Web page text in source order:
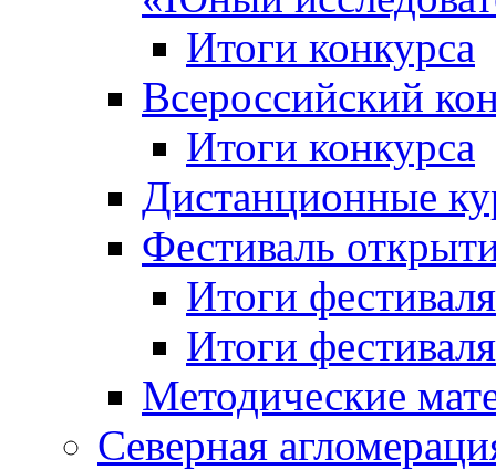
Итоги конкурса
Всероссийский
Итоги конкурса
Дистанционные
Фестиваль
Итоги
Итоги
Методические
Северная